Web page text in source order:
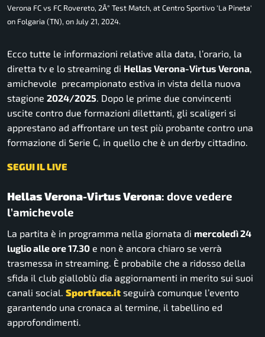
Verona FC vs FC Rovereto, 2Â° Test Match, at Centro Sportivo 'La Pineta'
on Folgaria (TN), on July 21, 2024.
Ecco tutte le informazioni relative alla data, l’orario, la
diretta tv e lo streaming di Hellas Verona-Virtus Verona,
amichevole precampionato estiva in vista della nuova
stagione 2024/2025. Dopo le prime due convincenti
uscite contro due formazioni dilettanti, gli scaligeri si
apprestano ad affrontare un test più probante contro una
formazione di Serie C, in quello che è un derby cittadino.
SEGUI IL LIVE
Hellas Verona-Virtus Verona: dove vedere
l’amichevole
La partita è in programma nella giornata di mercoledì 24
luglio alle ore 17.30 e non è ancora chiaro se verrà
trasmessa in streaming. È probabile che a ridosso della
sfida il club gialloblù dia aggiornamenti in merito sui suoi
canali social. Sportface.it seguirà comunque l’evento
garantendo una cronaca al termine, il tabellino ed
approfondimenti.